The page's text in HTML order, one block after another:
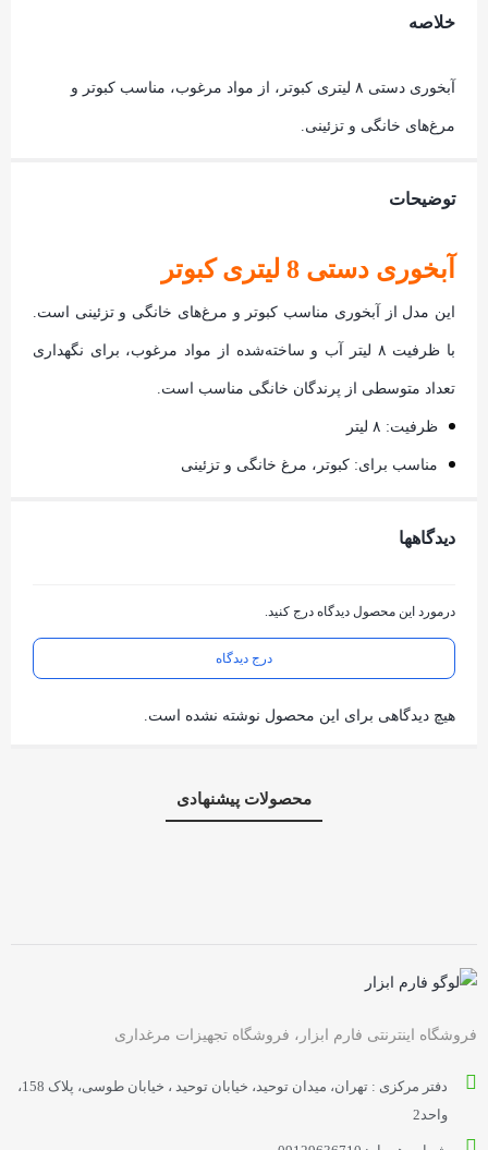
خلاصه
آبخوری دستی ۸ لیتری کبوتر، از مواد مرغوب، مناسب کبوتر و
مرغ‌های خانگی و تزئینی.
توضیحات
آبخوری دستی 8 لیتری کبوتر
این مدل از آبخوری مناسب کبوتر و مرغ‌های خانگی و تزئینی است.
با ظرفیت ۸ لیتر آب و ساخته‌شده از مواد مرغوب، برای نگهداری
تعداد متوسطی از پرندگان خانگی مناسب است.
ظرفیت: ۸ لیتر
مناسب برای: کبوتر، مرغ خانگی و تزئینی
دیدگاهها
درمورد این محصول دیدگاه درج کنید.
درج دیدگاه
هیچ دیدگاهی برای این محصول نوشته نشده است.
محصولات پیشنهادی
فروشگاه اینترنتی فارم ابزار، فروشگاه تجهیزات مرغداری
دفتر مرکزی : تهران، میدان توحید، خیابان توحید ، خیابان طوسی، پلاک 158،
واحد2